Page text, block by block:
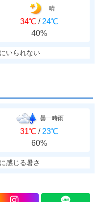
晴
34℃ / 24℃
40%
いられない
曇一時雨
31℃ / 23℃
60%
感じる暑さ